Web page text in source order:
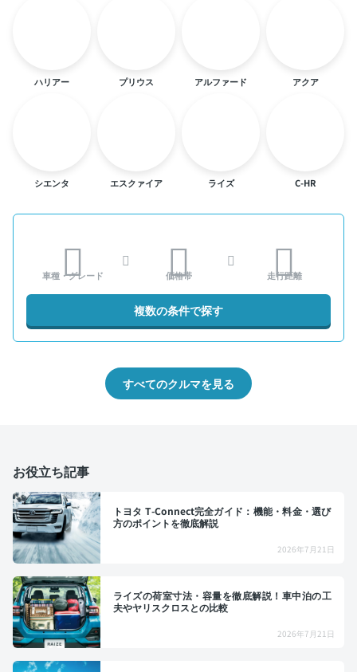
ハリアー プリウス アルファード アクア
シエンタ エスクァイア ライズ C-HR
車種・グレード 価格帯 走行距離
複数の条件で探す
すべてのクルマを見る
お役立ち記事
トヨタ T-Connect完全ガイド：機能・料金・選び
方のポイントを徹底解説
2026年7月21日
ライズの荷室寸法・容量を徹底解説！車中泊の工
夫やヤリスクロスとの比較
2026年7月21日